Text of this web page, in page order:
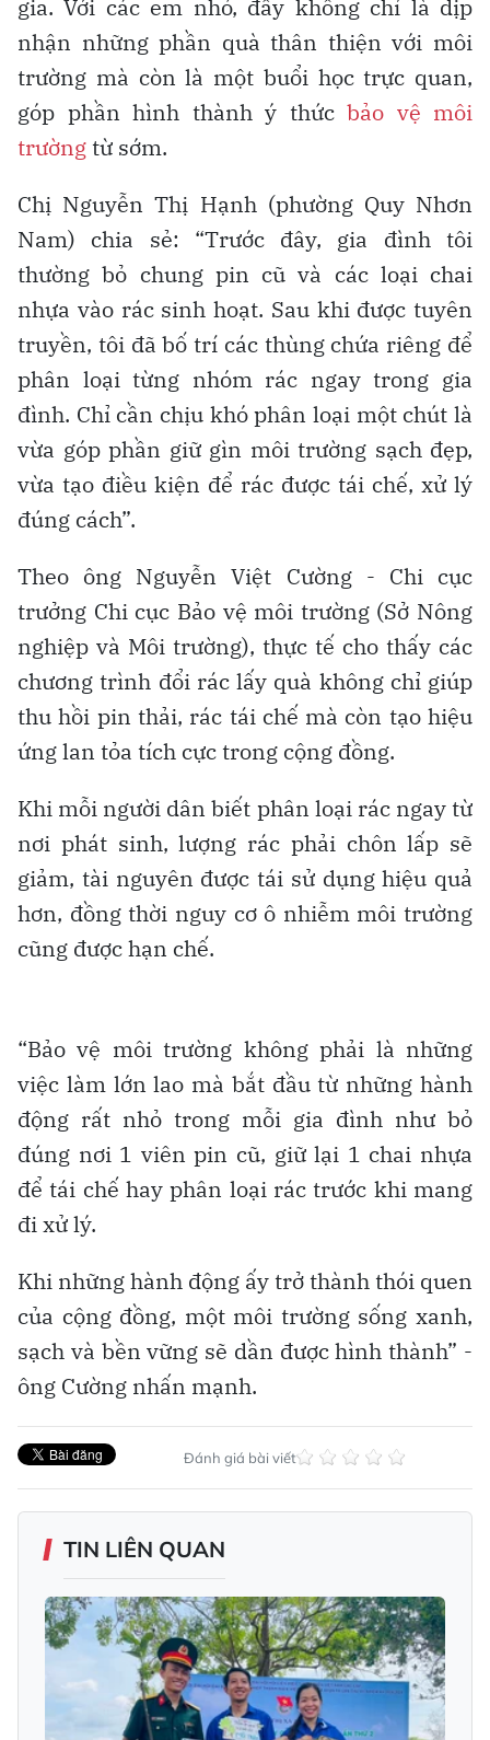
gia. Với các em nhỏ, đây không chỉ là dịp
nhận những phần quà thân thiện với môi
trường mà còn là một buổi học trực quan,
góp phần hình thành ý thức bảo vệ môi
trườngtừ sớm.
Chị Nguyễn Thị Hạnh (phường Quy Nhơn
Nam) chia sẻ: “Trước đây, gia đình tôi
thường bỏ chung pin cũ và các loại chai
nhựa vào rác sinh hoạt. Sau khi được tuyên
truyền, tôi đã bố trí các thùng chứa riêng để
phân loại từng nhóm rác ngay trong gia
đình. Chỉ cần chịu khó phân loại một chút là
vừa góp phần giữ gìn môi trường sạch đẹp,
vừa tạo điều kiện để rác được tái chế, xử lý
đúng cách”.
Theo ông Nguyễn Việt Cường - Chi cục
trưởng Chi cục Bảo vệ môi trường (Sở Nông
nghiệp và Môi trường), thực tế cho thấy các
chương trình đổi rác lấy quà không chỉ giúp
thu hồi pin thải, rác tái chế mà còn tạo hiệu
ứng lan tỏa tích cực trong cộng đồng.
Khi mỗi người dân biết phân loại rác ngay từ
nơi phát sinh, lượng rác phải chôn lấp sẽ
giảm, tài nguyên được tái sử dụng hiệu quả
hơn, đồng thời nguy cơ ô nhiễm môi trường
cũng được hạn chế.
“Bảo vệ môi trường không phải là những
việc làm lớn lao mà bắt đầu từ những hành
động rất nhỏ trong mỗi gia đình như bỏ
đúng nơi 1 viên pin cũ, giữ lại 1 chai nhựa
để tái chế hay phân loại rác trước khi mang
đi xử lý.
Khi những hành động ấy trở thành thói quen
của cộng đồng, một môi trường sống xanh,
sạch và bền vững sẽ dần được hình thành” -
ông Cường nhấn mạnh.
Đánh giá bài viết
TIN LIÊN QUAN